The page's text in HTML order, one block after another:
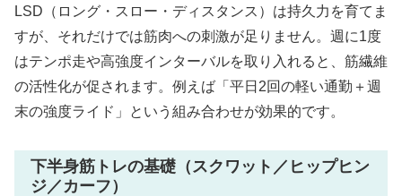
LSD（ロング・スロー・ディスタンス）は持久力を育てま
すが、それだけでは筋肉への刺激が足りません。週に1度
はテンポ走や高強度インターバルを取り入れると、筋繊維
の活性化が促されます。例えば「平日2回の軽い通勤＋週
末の強度ライド」という組み合わせが効果的です。
下半身筋トレの基礎（スクワット／ヒップヒン
ジ／カーフ）